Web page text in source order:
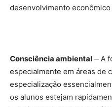
desenvolvimento
Consciência ambiental ─A
especialmente em áreas de
especialização
os alunos estejam